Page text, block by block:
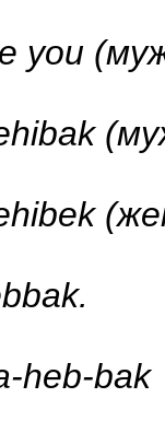
you
heb-bak